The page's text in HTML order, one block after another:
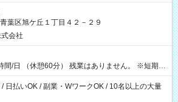
葉区旭ケ丘１丁目４２－２９
会社
/日 （休憩60分） 残業はありません。 ※短期の
りません。予めご了承くださいませ。
日払いOK / 副業・WワークOK / 10名以上の大量